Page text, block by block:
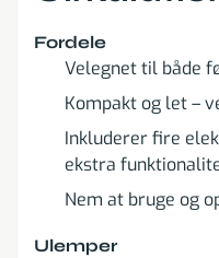
Fordele
Velegnet til både
Kompakt og let –
Inkluderer fire
ekstra
Nem at bruge og
Ulemper